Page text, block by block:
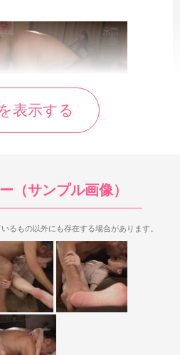
4シーン目で、全体的に足裏シーン
スシーンの足裏で、特にだいしゅき
きな特徴です。
部長時間足裏があったり、中出しフ
が魅力です。
表示する
（サンプル画像）
るもの以外にも存在する場合があります。